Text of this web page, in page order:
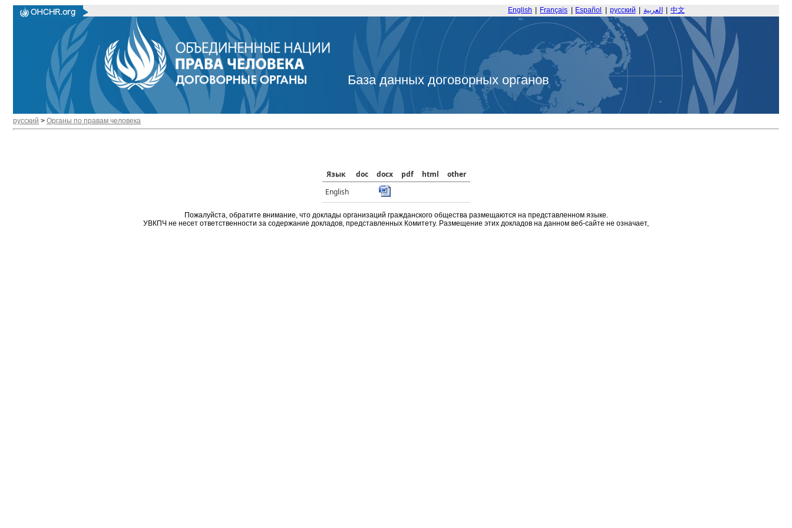
English Français Español русский العربية 中文
База данных договорных органов
русский > Органы по правам человека
Язык doc docx pdf html
other
English
Пожалуйста, обратите внимание, что доклады организаций гражданского общества размещаются на представленном языке.
УВКПЧ не несет ответственности за содержание докладов, представленных Комитету. Размещение этих докладов на данном веб-сайте не означает,